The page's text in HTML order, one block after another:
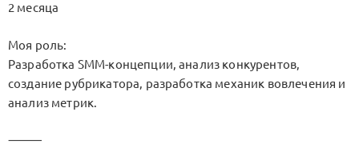
2 месяца
Моя роль:
Разработка SMM-концепции, анализ конкурентов,
создание рубрикатора, разработка механик вовлечения и
анализ метрик.
⸻